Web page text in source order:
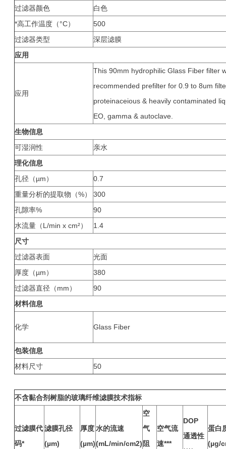
过滤器颜色
白色
*高工作温度（°C）
500
过滤器类型
深层滤膜
应用
应用
This 90mm hydrophilic Glass Fiber filter
recommended prefilter for 0.9 to 8um
proteinaceious & heavily contaminated
EO, gamma & autoclave.
生物信息
可湿润性
亲水
理化信息
孔径（µm）
0.7
重量分析的提取物（%）
300
孔隙率%
90
水流量（L/min x cm²）
1.4
尺寸
过滤器表面
光面
厚度（µm）
380
过滤器直径（mm）
90
材料信息
化学 Glass Fiber
包装信息
材料尺寸
50
不含黏合剂树脂的玻璃纤维滤膜技术指标
过滤膜代
码*
滤膜孔径
(µm)
厚度
(µm)
水的流速
(mL/min/cm2)
空
气
阻
空气流
速***
DOP
通透性
蛋白
(µg/